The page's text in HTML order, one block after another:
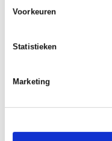
Voorkeuren
Statistieken
Marketing
De omgeving
organisatie kan